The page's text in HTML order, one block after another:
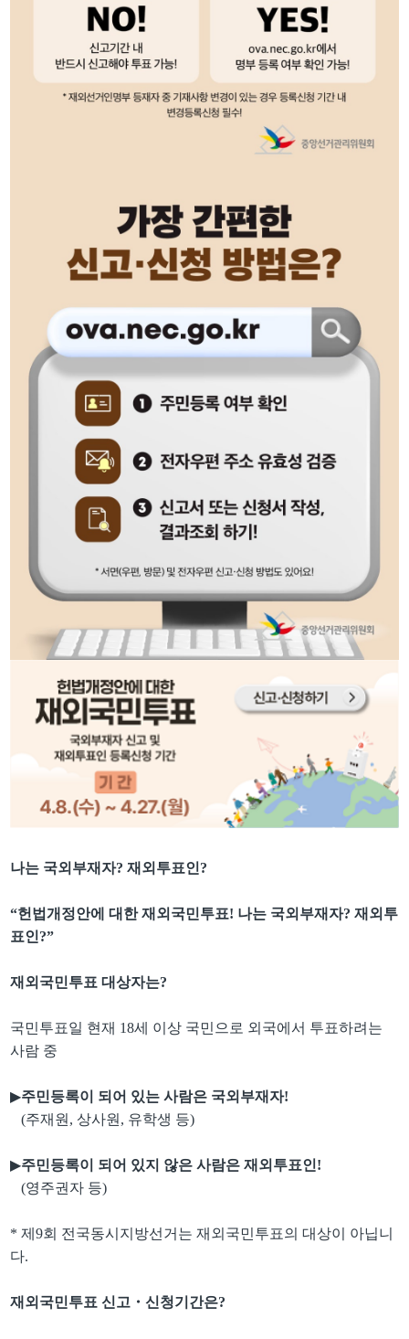
나는 국외부재자?재외투표인?
“헌법개정안에 대한 재외국민투표! 나는 국외부재자?재외투
표인?”
재외국민투표 대상자는?
국민투표일 현재 18세 이상 국민으로 외국에서 투표하려는
사람 중
▶주민등록이 되어 있는 사람은 국외부재자!
(주재원 , 상사원 , 유학생 등)
▶주민등록이 되어 있지 않은 사람은 재외투표인!
(영주권자 등)
*제9회 전국동시지방선거는 재외국민투표의 대상이 아닙니
다.
재외국민투표 신고 ・신청기간은?